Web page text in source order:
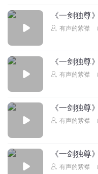
《一剑独尊
有声的紫襟
《一剑独尊
有声的紫襟
《一剑独尊
有声的紫襟
《一剑独尊
有声的紫襟